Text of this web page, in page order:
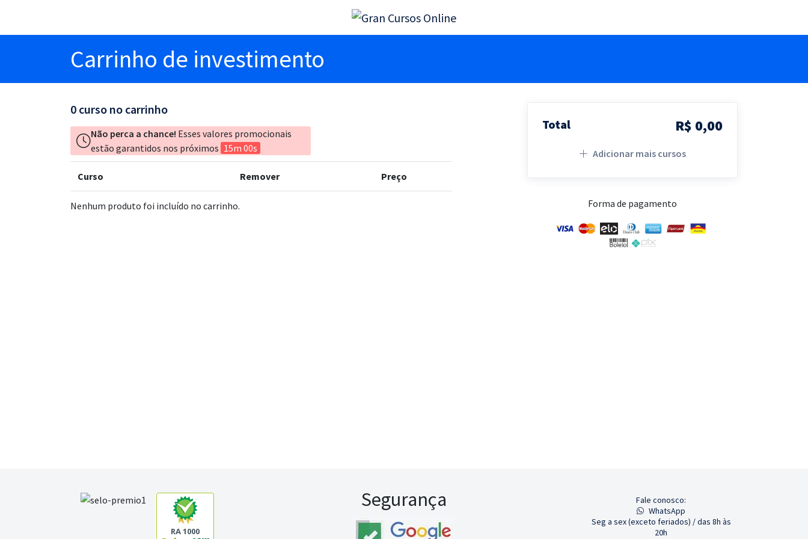
Carrinho de investimento
0 curso no carrinho
Não perca a chance! Esses valores promocionais
estão garantidos nos próximos 15m 00s
Curso Remover Preço
Nenhum produto foi incluído no carrinho.
Total R$ 0,00
Adicionar mais cursos
Forma de pagamento
RA 1000
Segurança
Fale conosco:
WhatsApp
Seg a sex (exceto feriados) / das 8h às
20h